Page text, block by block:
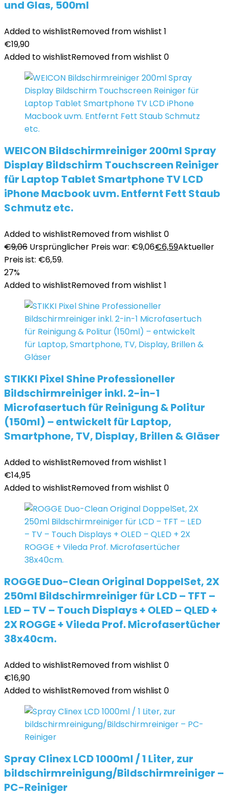
und Glas, 500ml
Added to wishlistRemoved from wishlist 1
€19,90
Added to wishlistRemoved from wishlist 0
WEICON Bildschirmreiniger 200ml Spray
Display Bildschirm Touchscreen Reiniger
für Laptop Tablet Smartphone TV LCD
iPhone Macbook uvm. Entfernt Fett Staub
Schmutz etc.
Added to wishlistRemoved from wishlist 0
€9,06 Ursprünglicher Preis war: €9,06€6,59Aktueller
Preis ist: €6,59.
27%
Added to wishlistRemoved from wishlist 1
STIKKI Pixel Shine Professioneller
Bildschirmreiniger inkl. 2-in-1
Microfasertuch für Reinigung & Politur
(150ml) – entwickelt für Laptop,
Smartphone, TV, Display, Brillen & Gläser
Added to wishlistRemoved from wishlist 1
€14,95
Added to wishlistRemoved from wishlist 0
ROGGE Duo-Clean Original DoppelSet, 2X
250ml Bildschirmreiniger für LCD – TFT –
LED – TV – Touch Displays + OLED – QLED +
2X ROGGE + Vileda Prof. Microfasertücher
38x40cm.
Added to wishlistRemoved from wishlist 0
€16,90
Added to wishlistRemoved from wishlist 0
Spray Clinex LCD 1000ml / 1 Liter, zur
bildschirmreinigung/Bildschirmreiniger –
PC-Reiniger